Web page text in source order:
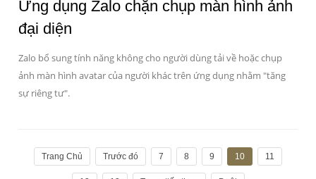
Ứng dụng Zalo chặn chụp màn hình ảnh
đại diện
Zalo bổ sung tính năng không cho người dùng tải về hoặc chụp
ảnh màn hình avatar của người khác trên ứng dụng nhằm "tăng
sự riêng tư".
Trang Chủ Trước đó 7 8 9 10 11